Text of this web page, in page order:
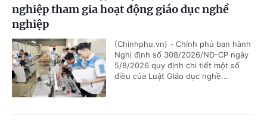
nghiệp tham gia hoạt động giáo dục nghề
nghiệp
(Chinhphu.vn) - Chính phủ ban hành
Nghị định số 308/2026/NĐ-CP ngày
5/8/2026 quy định chi tiết một số
điều của Luật Giáo dục nghề...